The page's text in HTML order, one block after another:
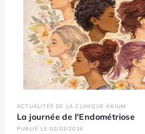
ACTUALITÉS DE LA CLINIQUE AXIUM
La journée de l'Endométriose
PUBLIÉ LE 02/02/2026